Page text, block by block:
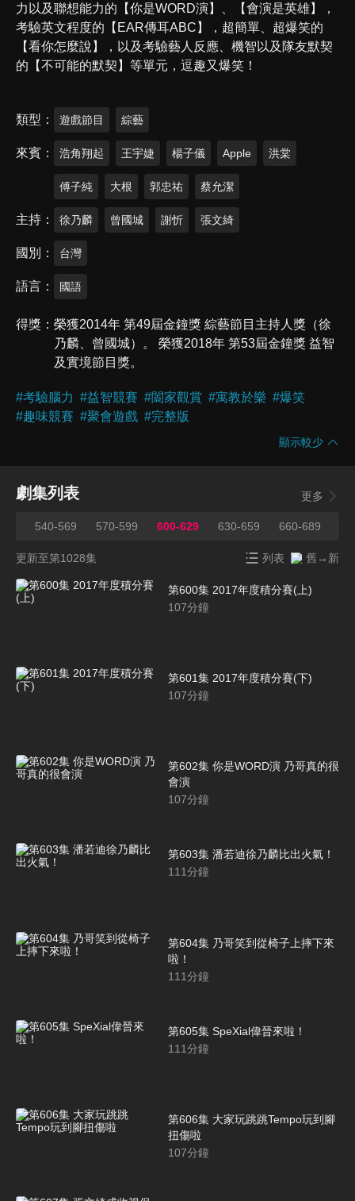
力以及聯想能力的【你是WORD演】、【會演是英雄】，
考驗英文程度的【EAR傳耳ABC】，超簡單、超爆笑的
【看你怎麼說】，以及考驗藝人反應、機智以及隊友默契
的【不可能的默契】等單元，逗趣又爆笑！
類型 遊戲節目 綜藝
來賓 浩角翔起 王宇婕 楊子儀 Apple 洪棠
傅子純 大根 郭忠祐 蔡允潔
主持 徐乃麟 曾國城 謝忻 張文綺
國別 台灣
語言 國語
得獎
榮獲2014年 第49屆金鐘獎 綜藝節目主持人獎（徐
乃麟、曾國城）。 榮獲2018年 第53屆金鐘獎 益智
及實境節目獎。
#考驗腦力 #益智競賽 #闔家觀賞 #寓教於樂 #爆笑
#趣味競賽 #聚會遊戲 #完整版
顯示較少
劇集列表 更多
540-569 570-599 600-629 630-659 660-689
更新至第1028集 列表 舊→新
第600集 2017年度積分賽(上)
107分鐘
第601集 2017年度積分賽(下)
107分鐘
第602集 你是WORD演 乃哥真的很
會演
107分鐘
第603集 潘若迪徐乃麟比出火氣！
111分鐘
第604集 乃哥笑到從椅子上摔下來
啦！
111分鐘
第605集 SpeXial偉晉來啦！
111分鐘
第606集 大家玩跳跳Tempo玩到腳
扭傷啦
107分鐘